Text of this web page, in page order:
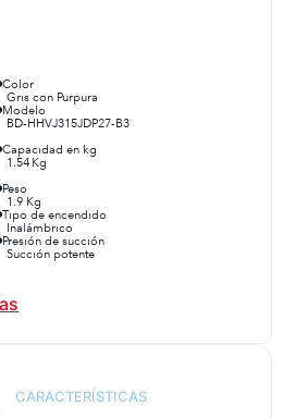
Color
Gris con Purpura
Modelo
BD-HHVJ315JDP27-B3
Capacidad en kg
1.54 Kg
Peso
1.9 Kg
Tipo de encendido
Inalámbrico
Presión de succión
Succión potente
rincones, tapicería)
CARACTERÍSTICAS